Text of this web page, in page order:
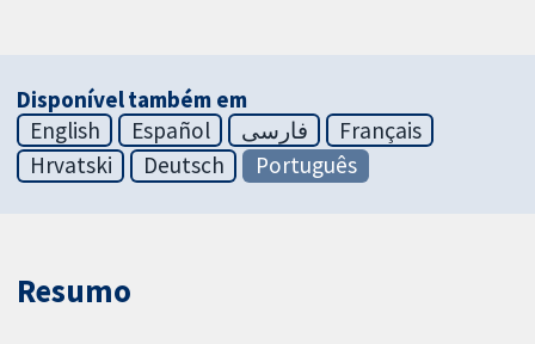
Disponível também em
English
Español فارسی
Français
Hrvatski
Deutsch Português
Resumo